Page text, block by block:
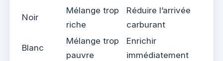
Noir
Mélange trop
riche
Réduire l’arrivée
carburant
Blanc
Mélange trop
pauvre
Enrichir
immédiatement